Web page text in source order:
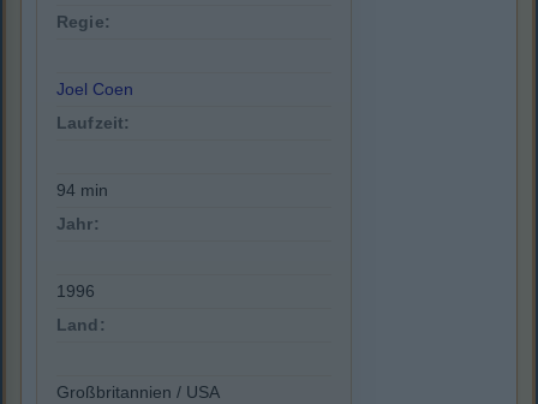
Regie:
Joel Coen
Laufzeit:
94 min
Jahr:
1996
Land:
Großbritannien / USA